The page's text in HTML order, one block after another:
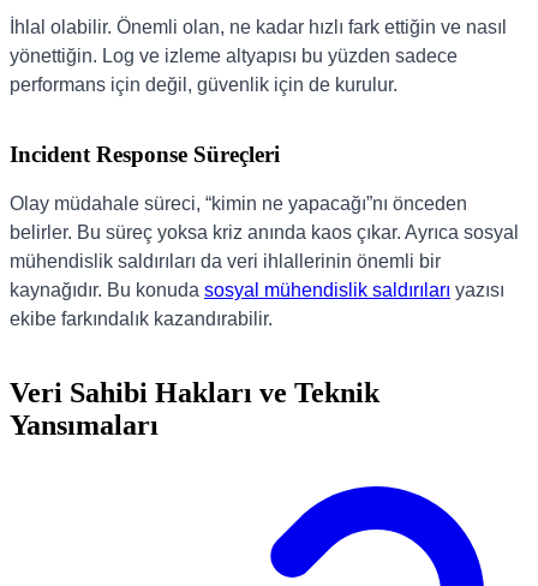
İhlal olabilir. Önemli olan, ne kadar hızlı fark ettiğin ve nasıl
yönettiğin. Log ve izleme altyapısı bu yüzden sadece
performans için değil, güvenlik için de kurulur.
Incident Response Süreçleri
Olay müdahale süreci, “kimin ne yapacağı”nı önceden
belirler. Bu süreç yoksa kriz anında kaos çıkar. Ayrıca sosyal
mühendislik saldırıları da veri ihlallerinin önemli bir
kaynağıdır. Bu konuda sosyal mühendislik saldırıları yazısı
ekibe farkındalık kazandırabilir.
Veri Sahibi Hakları ve Teknik
Yansımaları